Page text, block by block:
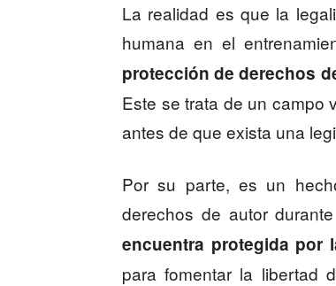
La realidad es que la
humana en el
protección de derechos
Este se trata de un campo
antes de que exista una
Por su parte, es un
derechos de autor
encuentra protegida por
para fomentar la libertad